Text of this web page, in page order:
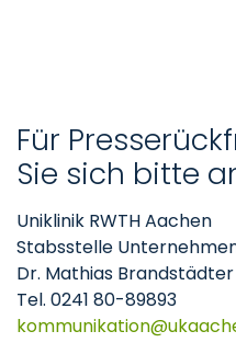
Für
Sie sich bitte
Uniklinik RWTH Aachen
Stabsstelle
Dr. Mathias Brandstädter
Tel. 0241 80-89893
kommunikation